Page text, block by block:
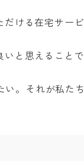
ける在宅サー
と思えること
い。それが私た